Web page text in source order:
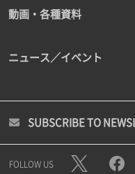
動画・各種資料
ニュース／イベント
SUBSCRIBE TO
FOLLOW US